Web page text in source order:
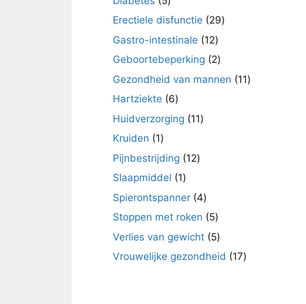
producten
Erectiele disfunctie 2929
Gastro-intestinale 1212
producten
Geboortebeperking 22
producten
Gezondheid van mannen 1111
Hartziekte 66
producten
Huidverzorging 1111
Kruiden 11
product
Pijnbestrijding 1212
Slaapmiddel 11
product
Spierontspanner 44
producten
Stoppen met roken 55
producten
Verlies van gewicht 55
producten
Vrouwelijke gezondheid 1717